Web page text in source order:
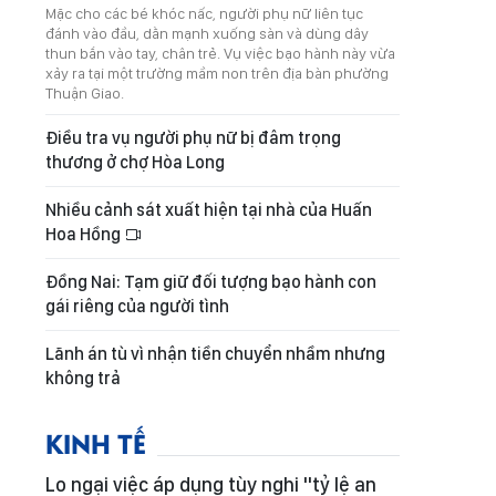
Mặc cho các bé khóc nấc, người phụ nữ liên tục
đánh vào đầu, dằn mạnh xuống sàn và dùng dây
thun bắn vào tay, chân trẻ. Vụ việc bạo hành này vừa
xảy ra tại một trường mầm non trên địa bàn phường
Thuận Giao.
Điều tra vụ người phụ nữ bị đâm trọng
thương ở chợ Hòa Long
Nhiều cảnh sát xuất hiện tại nhà của Huấn
Hoa Hồng
Đồng Nai: Tạm giữ đối tượng bạo hành con
gái riêng của người tình
Lãnh án tù vì nhận tiền chuyển nhầm nhưng
không trả
KINH TẾ
Lo ngại việc áp dụng tùy nghi "tỷ lệ an